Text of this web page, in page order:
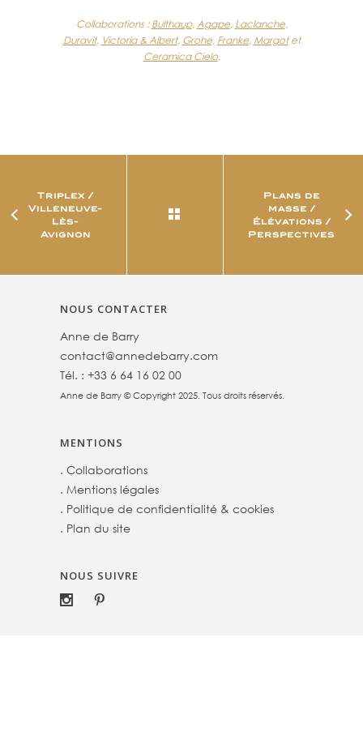
Collaborations :Bulthaup,Agape, Laclanche,
Duravit, Victoria & Albert, Grohe, Franke,Margotet
Ceramica Cielo.
Triplex /
Villeneuve-
Lès-
Avignon
Plans de
masse /
Élévations /
Perspectives
NOUS CONTACTER
Anne de Barry
contact@annedebarry.com
Tél. : +33 6 64 16 02 00
Anne de Barry © Copyright 2025. Tous droits réservés.
MENTIONS
. Collaborations
. Mentions légales
. Politique de confidentialité & cookies
. Plan du site
NOUS SUIVRE